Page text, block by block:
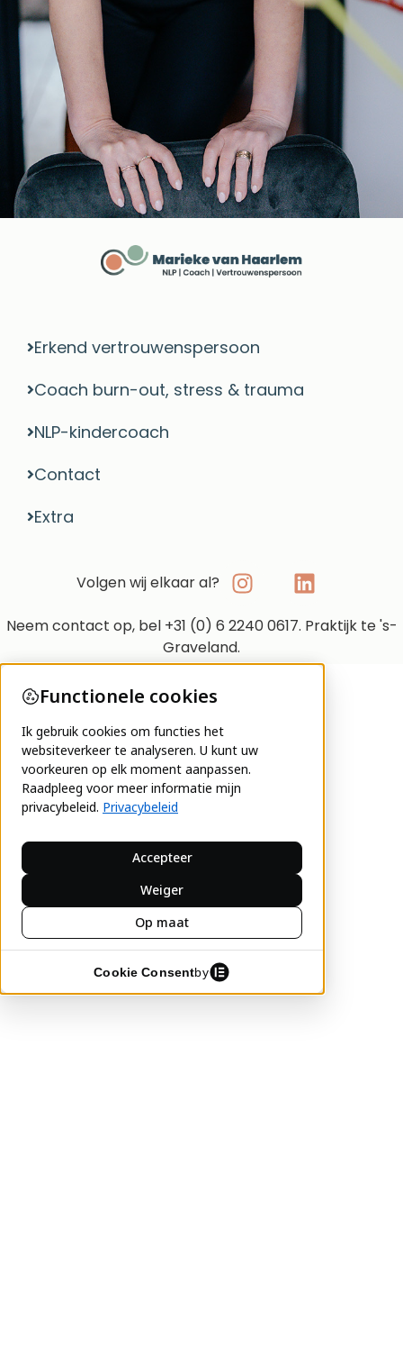
Erkend vertrouwenspersoon
Coach burn-out, stress & trauma​
NLP-kindercoach
Contact
Extra
Volgen wij elkaar al?
Neem contact op, bel +31 (0) 6 2240 0617. Praktijk te 's-
Graveland.